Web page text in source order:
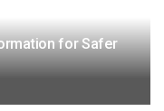
for Safer